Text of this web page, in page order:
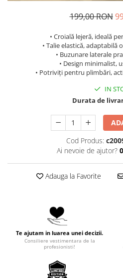
199,00 RON
• Croială lejeră, ideală
• Talie elastică, adaptabilă
• Buzunare laterale
• Design minimalist,
• Potriviți pentru plimbări,
IN
Durata de
Cod Produs:
Ai nevoie de ajutor?
Adauga la Favorite
Te ajutam in luarea unei decizii.
Consiliere vestimentara de la
profesionisti!